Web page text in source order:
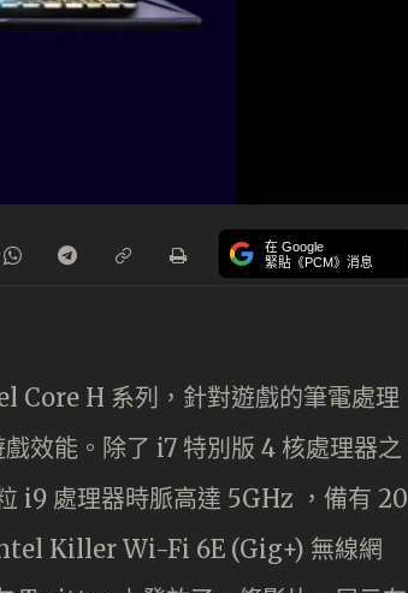
在 Google
緊貼《PCM》消息
Core H 系列，針對遊戲的筆電處理
效能。除了 i7 特別版 4 核處理器之
i9 處理器時脈高達 5GHz ，備有 20
Killer Wi-Fi 6E (Gig+) 無線網